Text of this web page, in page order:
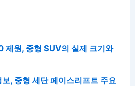
원, 중형 SUV의 실제 크기와
, 중형 세단 페이스리프트 주요